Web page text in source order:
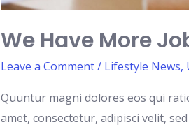
We Have More
Leave a Comment/ Lifestyle News,
Quuntur magni dolores eos qui
amet, consectetur, adipisci velit,